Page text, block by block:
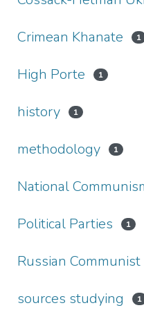
Crimean Khanate 1
High Porte 1
history 1
methodology 1
National
Political Parties 1
Russian
sources studying
1